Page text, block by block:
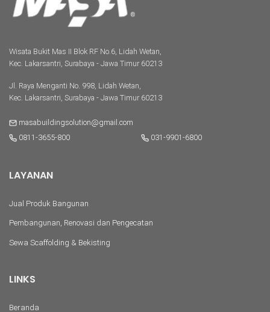
Wisata Bukit Mas II Blok RF No.6, Lidah Wetan,
Kec. Lakarsantri, Surabaya - Jawa Timur 60213
Jl. Raya Menganti No. 998, Lidah Wetan,
Kec. Lakarsantri, Surabaya - Jawa Timur 60213
masabuildingsolution@gmail.com
0811-3655-800
031-9901-6800
LAYANAN
Jual Produk Bangunan
Pembangunan, Renovasi dan Pengecatan
Sewa Scaffolding & Bekisting
LINKS
Beranda